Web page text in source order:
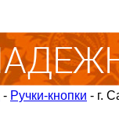
- Ручки-кнопки - г.